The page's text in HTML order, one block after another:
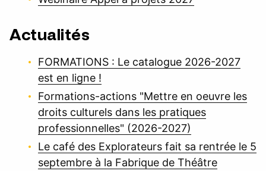
Actualités
FORMATIONS : Le catalogue 2026-2027
est en ligne !
Formations-actions "Mettre en oeuvre les
droits culturels dans les pratiques
professionnelles" (2026-2027)
Le café des Explorateurs fait sa rentrée le 5
septembre à la Fabrique de Théâtre